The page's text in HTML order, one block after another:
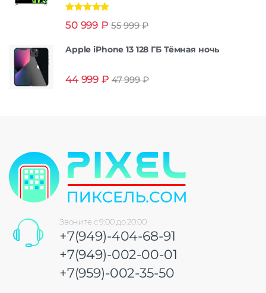
из 5
50 999 ₽ 55 999₽
Apple iPhone 13 128 ГБ Тёмная ночь
44 999 ₽ 47 999₽
Звоните с 9:00 до 20:00
+7(949)-404-68-91
+7(949)-002-00-01
+7(959)-002-35-50